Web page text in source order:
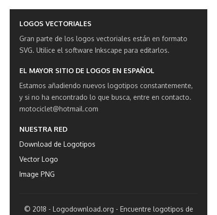
LOGOS VECTORIALES
Gran parte de los logos vectoriales están en formato
SVG. Utilice el software Inkscape para editarlos.
EL MAYOR SITIO DE LOGOS EN ESPAÑOL
Estamos añadiendo nuevos logotipos constantemente,
y si no ha encontrado lo que busca, entre en contacto.
motociclet@hotmail.com
NUESTRA RED
Download de Logotipos
Vector Logo
Image PNG
© 2018 - Logodownload.org - Encuentre logotipos de